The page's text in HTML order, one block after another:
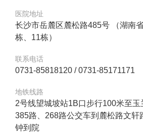
医院地址
长沙市岳麓区麓松路485号 （湖南
栋、11栋）
联系电话
0731-85818120 / 0731-85171171
地铁线路
2号线望城坡站1B口步行100米至玉
385路、268路公交车到麓松路文轩
钟到院